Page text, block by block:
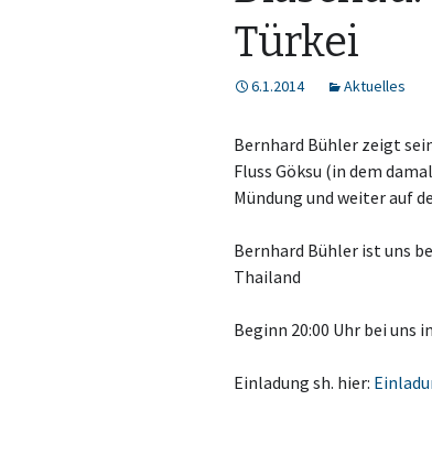
Türkei
6.1.2014 Aktuelles
Bernhard Bühler zeigt
Fluss Göksu (in dem
Mündung und weiter auf
Bernhard Bühler ist uns
Thailand
Beginn 20:00 Uhr bei uns
Einladung sh. hier: